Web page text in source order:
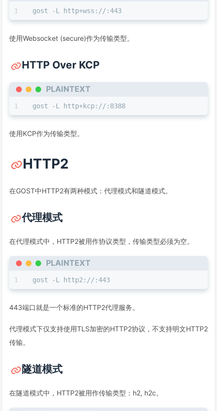
gost -L http+wss://:443
使用Websocket (secure)作为传输类型。
HTTP Over KCP
PLAINTEXT
gost -L http+kcp://:8388
使用KCP作为传输类型。
HTTP2
在GOST中HTTP2有两种模式：代理模式和隧道模式。
代理模式
在代理模式中，HTTP2被用作协议类型，传输类型必须为空。
PLAINTEXT
gost -L http2://:443
443端口就是一个标准的HTTP2代理服务。
代理模式下仅支持使用TLS加密的HTTP2协议，不支持明文HTTP2
传输。
隧道模式
在隧道模式中，HTTP2被用作传输类型：h2, h2c。